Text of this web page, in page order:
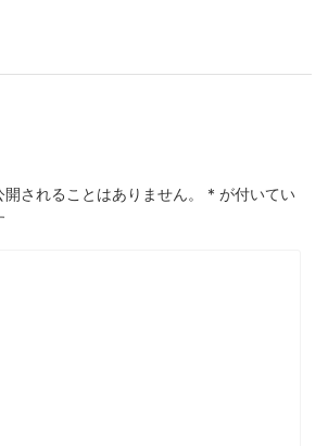
されることはありません。 * が付いてい